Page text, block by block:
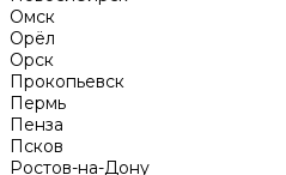
Омск
Орёл
Орск
Прокопьевск
Пермь
Пенза
Псков
Ростов-на-Дону